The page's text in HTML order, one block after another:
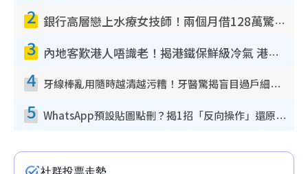
2 銀行高層戀上水療女技師！兩個月借128萬驚覺「沉船」沉落火海 揭背後疑似邪教操控賣淫
3 內地客歎港人唔識老！揭港鐵保鮮級冷氣 港人求放過：咪投訴
4 牙線棒亂用隨時越清越污糟！牙醫驚揭盲目過戶細菌恐致蛀牙：呢種先係日常真保養
5 WhatsApp預設貼圖點刪？揭1招「反向操作」還原簡潔介面 附3步實測教學